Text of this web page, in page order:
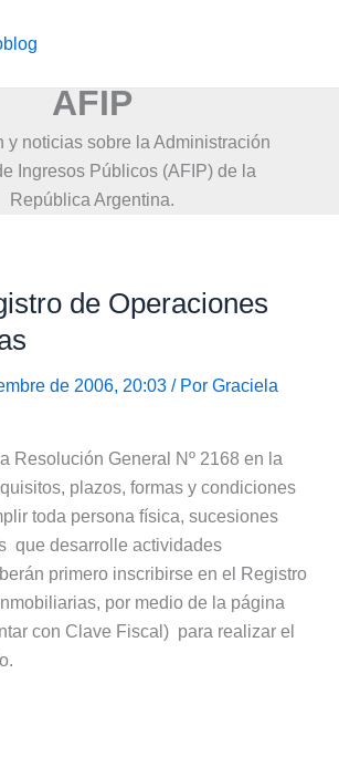
AFIP
y noticias sobre la Administración
Ingresos Públicos (AFIP) de la
República Argentina.
de Operaciones
de 2006, 20:03 / Por Graciela
Resolución General Nº 2168 en la
plazos, formas y condiciones
toda persona física, sucesiones
que desarrolle actividades
primero inscribirse en el Registro
por medio de la página
con Clave Fiscal) para realizar el